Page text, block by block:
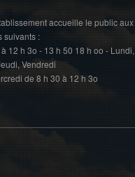
accueille le public aux
suivants :
12 h 3o - 13 h 50 18 h oo - Lundi,
Vendredi
de 8 h 30 à 12 h 3o